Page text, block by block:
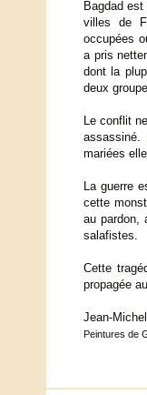
Bagdad
villes de
occupées
a pris
dont la
deux
Le conflit
assassiné.
mariées
La guerre
cette
au pardon,
salafistes.
Cette
propagée
Jean-
Peintures de